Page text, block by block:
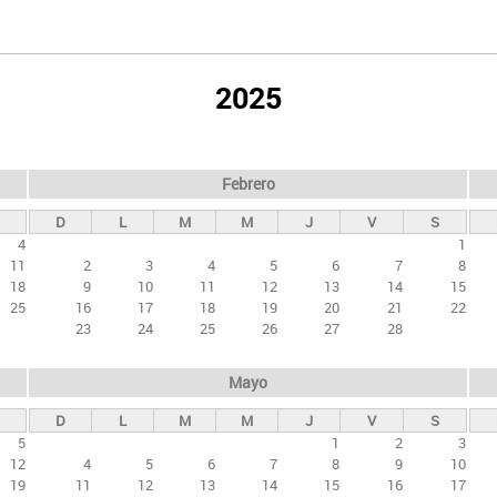
2025
4
11
18
25
Febrero
D L M M J V
S
1
2
3 4 5 6 7
8
9
10 11 12 13 14
15
16
17 18 19 20 21
22
23
24 25 26 27 28
5
12
19
Mayo
D L M M J V
S
1
2
3
4
5 6 7 8 9
10
11
12 13 14 15 16
17